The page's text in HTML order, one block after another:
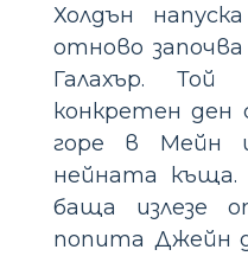
Холдън
отново
Галахър.
конкретен ден
горе в Мейн
нейната
баща излезе
попита Джейн